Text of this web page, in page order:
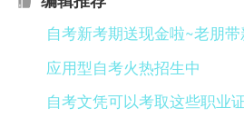
自考新考期送现金啦~老朋
应用型自考火热招生中
自考文凭可以考取这些职业